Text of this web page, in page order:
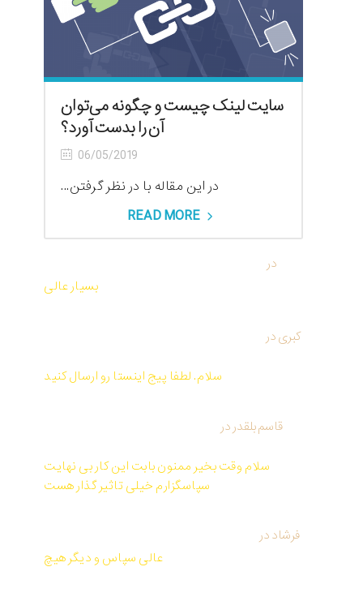
سایت لینک چیست و چگونه می‌توان
آن را بدست آورد؟
06/05/2019
در این مقاله با در نظر گرفتن...
READ MORE
در
بسیار عالی
کبریدر
سلام. لطفا پیج اینستا رو ارسال کنید
قاسم بلقدر در
سلام وقت بخیر ممنون بابت این کار بی نهایت
سپاسگزارم خیلی تاثیر گذار هست
فرشاددر
عالی سپاس و دیگر هیچ